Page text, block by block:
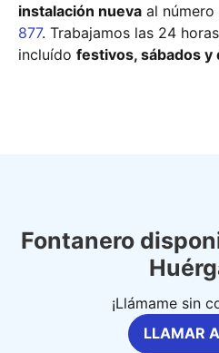
instalación nueva al
877. Trabajamos las 24
incluído festivos, sábados y
Fontanero
¡Llámame sin
LLAMAR